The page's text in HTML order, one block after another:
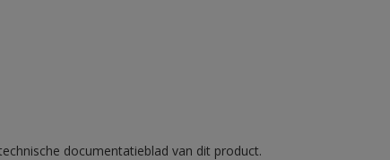
documentatieblad van dit product.